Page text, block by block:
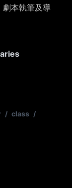
劇本執筆及導
/ class /